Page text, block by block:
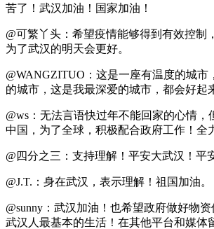
苦了！武汉加油！国家加油！
@可繁丫头：希望疫情能够得到有效控制
为了武汉的明天会更好。
@WANGZITUO：这是一座有温度的城市
的城市，这是我最深爱的城市，都会好起
@ws：无法言语快过年不能回家的心情，
中国，为了全球，积极配合政府工作！全
@四分之三：支持理解！平安大武汉！平
@J.T.：身在武汉，表示理解！祖国加油。
@sunny：武汉加油！也希望政府做好物
武汉人最基本的生活！在其他平台和媒体